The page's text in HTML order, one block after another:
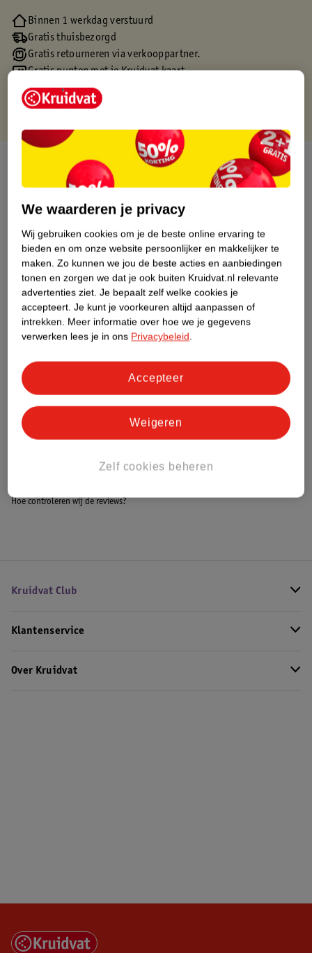
Binnen 1 werkdag verstuurd
Gratis thuisbezorgd
Gratis retourneren via verkooppartner.
Gratis punten met je Kruidvat kaart
Over dit product
Etiketinformatie
Nature Impact Score
Dit product heeft (nog) geen Nature
Impact Score.
Meer informatie
Bestel & Bezorginformatie
Bekijk ook
Alle Damesparfum
Hoe controleren wij de reviews?
Kruidvat Club
Klantenservice
Over Kruidvat
We waarderen je privacy
Wij gebruiken cookies om je de beste online ervaring te
bieden en om onze website persoonlijker en makkelijker te
maken. Zo kunnen we jou de beste acties en aanbiedingen
tonen en zorgen we dat je ook buiten Kruidvat.nl relevante
advertenties ziet. Je bepaalt zelf welke cookies je
accepteert. Je kunt je voorkeuren altijd aanpassen of
intrekken. Meer informatie over hoe we je gegevens
verwerken lees je in ons Privacybeleid.
Zelf cookies beheren
Weigeren
Accepteer